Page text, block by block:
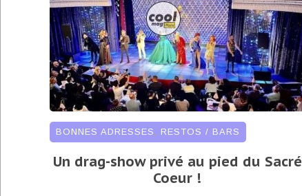
BONNES ADRESSES RESTOS / BARS
Un drag-show privé au pied du Sacré
Coeur !